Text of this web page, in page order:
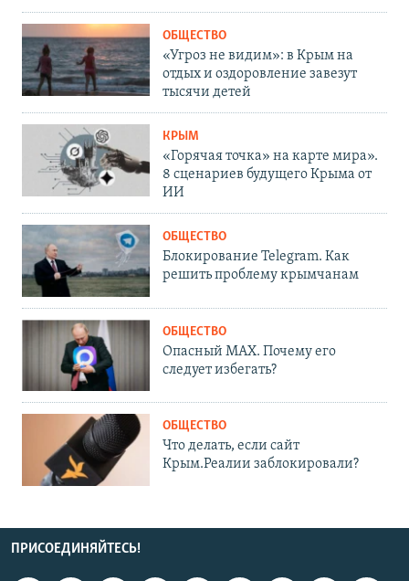
ОБЩЕСТВО
«Угроз не видим»: в Крым на
отдых и оздоровление завезут
тысячи детей
КРЫМ
«Горячая точка» на карте мира».
8 сценариев будущего Крыма от
ИИ
ОБЩЕСТВО
Блокирование Telegram. Как
решить проблему крымчанам
ОБЩЕСТВО
Опасный MAX. Почему его
следует избегать?
ОБЩЕСТВО
Что делать, если сайт
Крым.Реалии заблокировали?
ПРИСОЕДИНЯЙТЕСЬ!